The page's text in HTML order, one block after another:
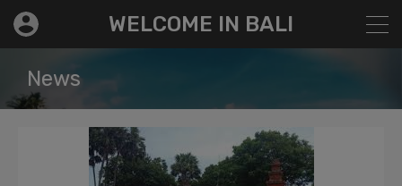
WELCOME IN BALI
News